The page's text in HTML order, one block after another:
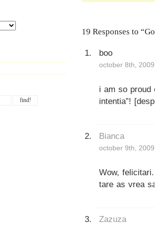
19 Responses to
boo
october 8th,
i am so proud
intentia”!
Bianca
october 9th,
Wow,
tare as vrea
Zazuza